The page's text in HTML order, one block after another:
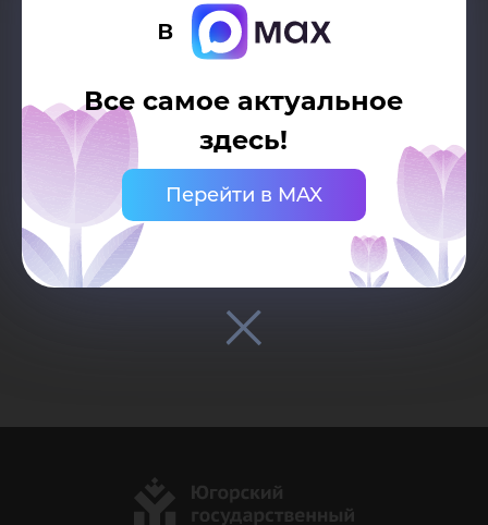
в
Все самое актуальное
здесь!
Перейти в MAX
Возврат к списку
01
Архив конкурсов